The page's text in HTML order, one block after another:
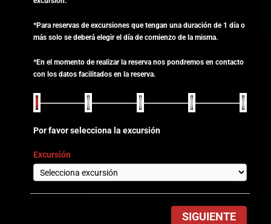
*Para reservas de excursiones que tengan una duración de 1 día o
más solo se deberá elegir el día de comienzo de la misma.
*En el momento de realizar la reserva nos pondremos en contacto
con los datos facilitados en la reserva.
Por favor selecciona la excursión
Excursión
SIGUIENTE